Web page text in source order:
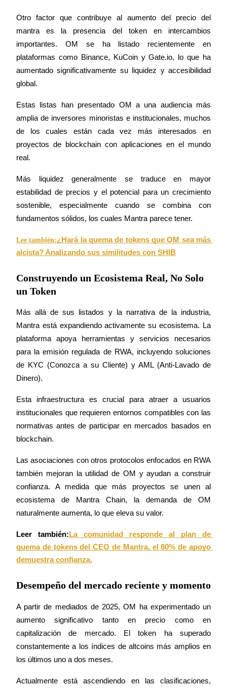
Información
Análisis de big data que incluye información comercial, etc.
Guía
Aprenda cómo mantenerse rentable
Earn
Power Piggy
Gana recompensas competitivas diariamente
Alta rentabilidad y acceso instantáneo
Otro factor que contribuye al aumento del precio del
mantra es la presencia del token en intercambios
importantes. OM se ha listado recientemente en
plataformas como Binance, KuCoin y Gate.io, lo que ha
aumentado significativamente su liquidez y accesibilidad
global.
Estas listas han presentado OM a una audiencia más
amplia de inversores minoristas e institucionales, muchos
de los cuales están cada vez más interesados en
proyectos de blockchain con aplicaciones en el mundo
real.
Más liquidez generalmente se traduce en mayor
estabilidad de precios y el potencial para un crecimiento
sostenible, especialmente cuando se combina con
fundamentos sólidos, los cuales Mantra parece tener.
Lee también:¿Hará la quema de tokens que OM sea más
alcista? Analizando sus similitudes con SHIB
Construyendo un Ecosistema Real, No Solo
un Token
Más allá de sus listados y la narrativa de la industria,
Mantra está expandiendo activamente su ecosistema. La
plataforma apoya herramientas y servicios necesarios
para la emisión regulada de RWA, incluyendo soluciones
de KYC (Conozca a su Cliente) y AML (Anti-Lavado de
Dinero).
Esta infraestructura es crucial para atraer a usuarios
institucionales que requieren entornos compatibles con las
normativas antes de participar en mercados basados en
blockchain.
Las asociaciones con otros protocolos enfocados en RWA
también mejoran la utilidad de OM y ayudan a construir
confianza. A medida que más proyectos se unen al
ecosistema de Mantra Chain, la demanda de OM
naturalmente aumenta, lo que eleva su valor.
Leer también: La comunidad responde al plan de
quema de tokens del CEO de Mantra, el 80% de apoyo
demuestra confianza.
Desempeño del mercado reciente y momento
A partir de mediados de 2025, OM ha experimentado un
aumento significativo tanto en precio como en
capitalización de mercado. El token ha superado
constantemente a los índices de altcoins más amplios en
los últimos uno a dos meses.
Actualmente está ascendiendo en las clasificaciones,